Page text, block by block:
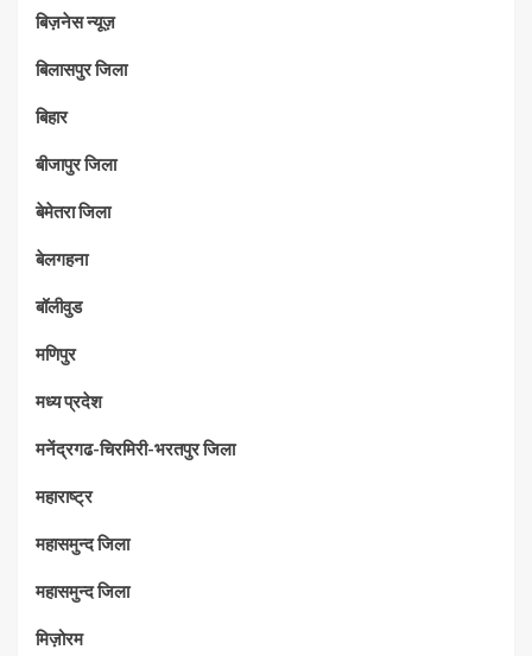
बिज़नेस न्यूज़
बिलासपुर जिला
बिहार
बीजापुर जिला
बेमेतरा जिला
बेलगहना
बॉलीवुड
मणिपुर
मध्‍य प्रदेश
मनेंद्रगढ-चिरमिरी-भरतपुर जिला
महाराष्‍ट्र
महासमुन्द जिला
महासमुन्द जिला
मिज़ोरम